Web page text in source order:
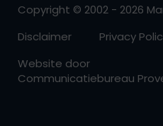
Copyright © 2002 - 2026
Disclaimer
Privacy
Website door
Communicatiebureau